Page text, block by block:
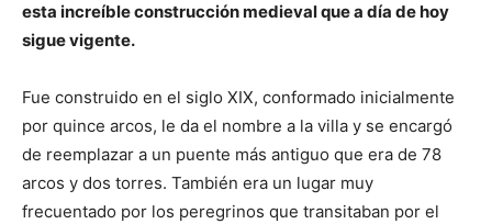
esta increíble construcción medieval que a día de hoy
sigue vigente.
Fue construido en el siglo XIX, conformado inicialmente
por quince arcos, le da el nombre a la villa y se encargó
de reemplazar a un puente más antiguo que era de 78
arcos y dos torres. También era un lugar muy
frecuentado por los peregrinos que transitaban por el